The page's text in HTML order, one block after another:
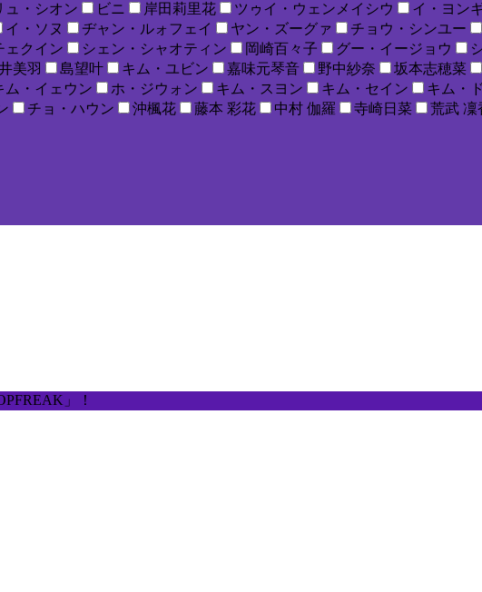
ュ・シオン ビニ 岸田莉里花 ツゥイ・ウェンメイシウ イ・ヨン
イ・ソヌ ヂャン・ルォフェイ ヤン・ズーグァ チョウ・シンユー
ェクイン シェン・シャオティン 岡崎百々子 グー・イージョウ
美羽 島望叶 キム・ユビン 嘉味元琴音 野中紗奈 坂本志穂菜
ム・イェウン ホ・ジウォン キム・スヨン キム・セイン キム・
チョ・ハウン 沖楓花 藤本 彩花 中村 伽羅 寺崎日菜 荒武 凜
」！